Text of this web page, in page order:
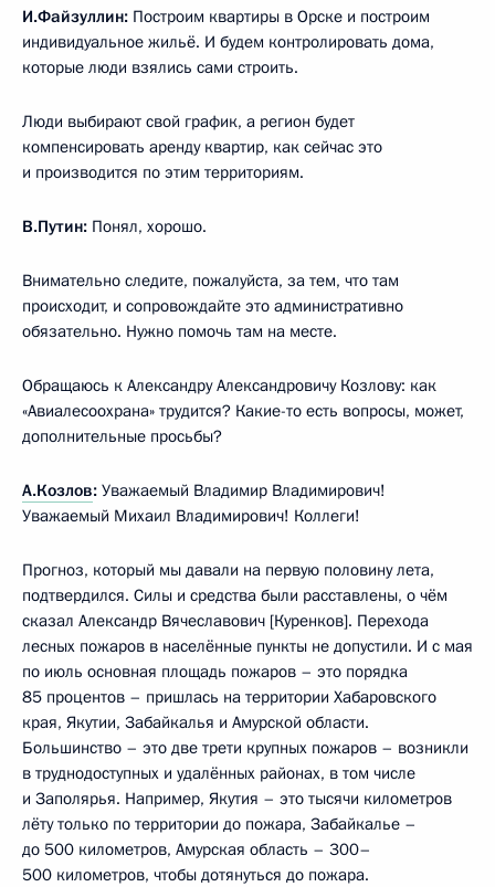
И.Файзуллин: Построим квартиры в Орске и построим
индивидуальное жильё. И будем контролировать дома,
которые люди взялись сами строить.
Люди выбирают свой график, а регион будет
компенсировать аренду квартир, как сейчас это
и производится по этим территориям.
В.Путин: Понял, хорошо.
Внимательно следите, пожалуйста, за тем, что там
происходит, и сопровождайте это административно
обязательно. Нужно помочь там на месте.
Обращаюсь к Александру Александровичу Козлову: как
«Авиалесоохрана» трудится? Какие-то есть вопросы, может,
дополнительные просьбы?
А.Козлов: Уважаемый Владимир Владимирович!
Уважаемый Михаил Владимирович! Коллеги!
Прогноз, который мы давали на первую половину лета,
подтвердился. Силы и средства были расставлены, о чём
сказал Александр Вячеславович [Куренков]. Перехода
лесных пожаров в населённые пункты не допустили. И с мая
по июль основная площадь пожаров – это порядка
85 процентов – пришлась на территории Хабаровского
края, Якутии, Забайкалья и Амурской области.
Большинство – это две трети крупных пожаров – возникли
в труднодоступных и удалённых районах, в том числе
и Заполярья. Например, Якутия – это тысячи километров
лёту только по территории до пожара, Забайкалье –
до 500 километров, Амурская область – 300–
500 километров, чтобы дотянуться до пожара.